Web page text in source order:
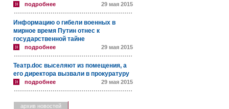
подробнее 29 мая 2015
Информацию о гибели военных в
мирное время Путин отнес к
государственной тайне
подробнее 29 мая 2015
Театр.doc выселяют из помещения, а
его директора вызвали в прокуратуру
подробнее 29 мая 2015
архив новостей